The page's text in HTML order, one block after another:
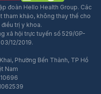
đoàn Hello Health Group. Các
tham khảo, không thay thế cho
trị y khoa.
xã hội trực tuyến số 529/GP-
12/2019.
Phường Bến Thành, TP Hồ
Nam